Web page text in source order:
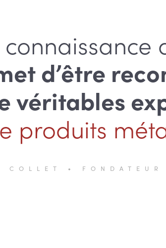
d’être
véritables
produits
COLLET • FONDATEUR